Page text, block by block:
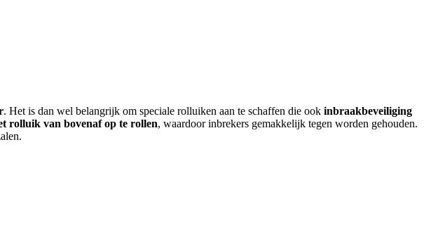
. Het is dan wel belangrijk om speciale rolluiken aan te schaffen die ook inbraakbeveiliging
rolluik van bovenaf op te rollen, waardoor inbrekers gemakkelijk tegen worden gehouden.